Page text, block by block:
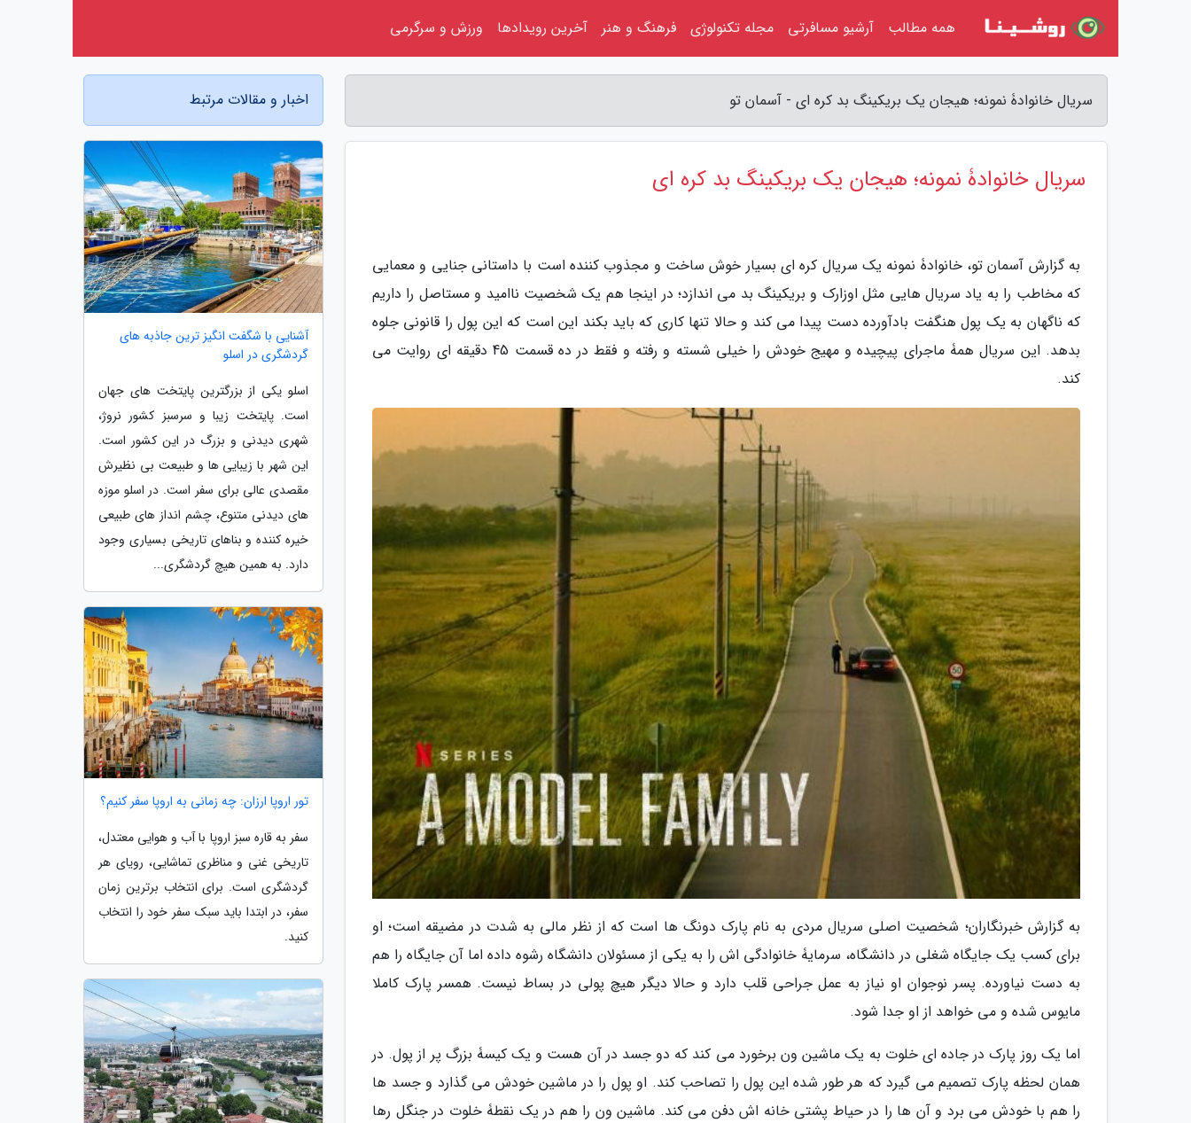
سریال خانوادۀ نمونه؛ هیجان یک بریکینگ بد کره ای - آسمان تو
سریال خانوادۀ نمونه؛ هیجان یک بریکینگ بد کره ای
به گزارش آسمان تو، خانوادۀ نمونه یک سریال کره ای بسیار خوش ساخت و مجذوب کننده است با داستانی جنایی و معمایی
که مخاطب را به یاد سریال هایی مثل اوزارک و بریکینگ بد می اندازد؛ در اینجا هم یک شخصیت ناامید و مستاصل را داریم
که ناگهان به یک پول هنگفت بادآورده دست پیدا می کند و حالا تنها کاری که باید بکند این است که این پول را قانونی جلوه
بدهد. این سریال همۀ ماجرای پیچیده و مهیج خودش را خیلی شسته و رفته و فقط در ده قسمت 45 دقیقه ای روایت می
کند.
به گزارش خبرنگاران؛ شخصیت اصلی سریال مردی به نام پارک دونگ ها است که از نظر مالی به شدت در مضیقه است؛ او
برای کسب یک جایگاه شغلی در دانشگاه، سرمایۀ خانوادگی اش را به یکی از مسئولان دانشگاه رشوه داده اما آن جایگاه را هم
به دست نیاورده. پسر نوجوان او نیاز به عمل جراحی قلب دارد و حالا دیگر هیچ پولی در بساط نیست. همسر پارک کاملا
مایوس شده و می خواهد از او جدا شود.
اما یک روز پارک در جاده ای خلوت به یک ماشین ون برخورد می کند که دو جسد در آن هست و یک کیسۀ بزرگ پر از پول. در
همان لحظه پارک تصمیم می گیرد که هر طور شده این پول را تصاحب کند. او پول را در ماشین خودش می گذارد و جسد ها
را هم با خودش می برد و آن ها را در حیاط پشتی خانه اش دفن می کند. ماشین ون را هم در یک نقطۀ خلوت در جنگل رها
اخبار و مقالات مرتبط
آشنایی با شگفت انگیز ترین جاذبه های
گردشگری در اسلو
اسلو یکی از بزرگترین پایتخت های جهان
است. پایتخت زیبا و سرسبز کشور نروژ،
شهری دیدنی و بزرگ در این کشور است.
این شهر با زیبایی ها و طبیعت بی نظیرش
مقصدی عالی برای سفر است. در اسلو موزه
های دیدنی متنوع، چشم انداز های طبیعی
خیره کننده و بناهای تاریخی بسیاری وجود
دارد. به همین هیچ گردشگری...
تور اروپا ارزان: چه زمانی به اروپا سفر کنیم؟
سفر به قاره سبز اروپا با آب و هوایی معتدل،
تاریخی غنی و مناظری تماشایی، رویای هر
گردشگری است. برای انتخاب برترین زمان
سفر، در ابتدا باید سبک سفر خود را انتخاب
کنید.
همه مطالب آرشیو مسافرتی مجله تکنولوژی فرهنگ و هنر آخرین رویدادها ورزش و سرگرمی